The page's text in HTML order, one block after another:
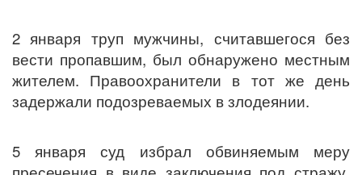
2 января труп мужчины, считавшегося без
вести пропавшим, был обнаружено местным
жителем. Правоохранители в тот же день
задержали подозреваемых в злодеянии.
5 января суд избрал обвиняемым меру